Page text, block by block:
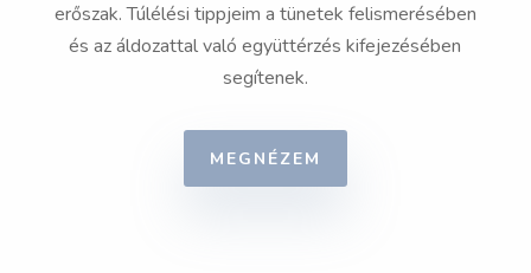
erőszak. Túlélési tippjeim a tünetek felismerésében
és az áldozattal való együttérzés kifejezésében
segítenek.
MEGNÉZEM